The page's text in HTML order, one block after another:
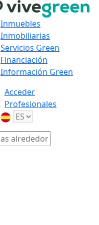
Inmuebles
Inmobiliarias
Servicios Green
Financiación
Información Green
Acceder
Profesionales